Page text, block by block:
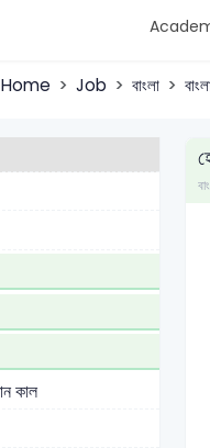
Home Job বাংলা
কাল